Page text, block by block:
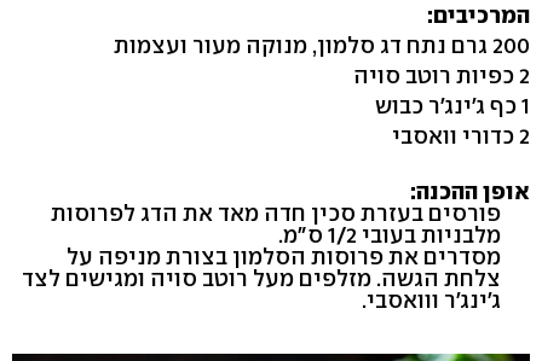
המרכיבים:
200 גרם נתח דג סלמון, מנוקה מעור ועצמות
2 כפיות רוטב סויה
1 כף ג'ינג'ר כבוש
2 כדורי וואסבי
אופן ההכנה:
פורסים בעזרת סכין חדה מאד את הדג לפרוסות
מלבניות בעובי 1/2 ס"מ.
מסדרים את פרוסות הסלמון בצורת מניפה על
צלחת הגשה. מזלפים מעל רוטב סויה ומגישים לצד
ג'ינג'ר ווואסבי.